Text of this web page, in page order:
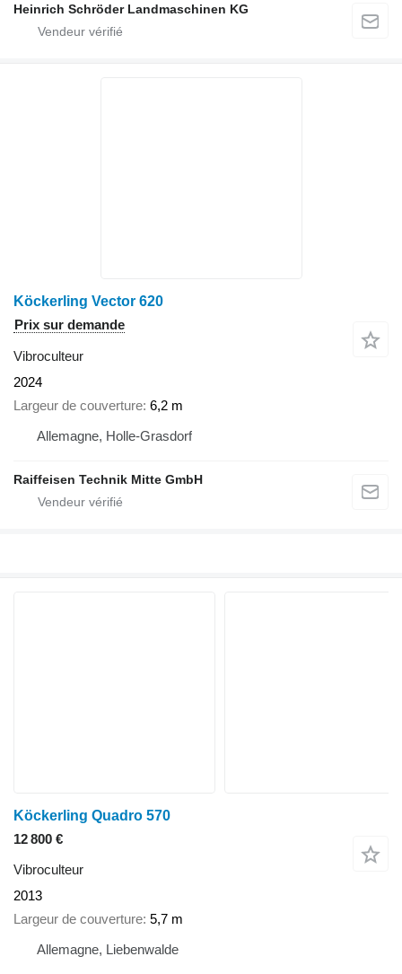
Heinrich Schröder Landmaschinen KG
Köckerling Vector 620
Prix sur demande
Vibroculteur
2024
Largeur de couverture 6,2 m
Allemagne, Holle-Grasdorf
Raiffeisen Technik Mitte GmbH
Köckerling Quadro 570
12 800 €
Vibroculteur
2013
Largeur de couverture 5,7 m
Allemagne, Liebenwalde